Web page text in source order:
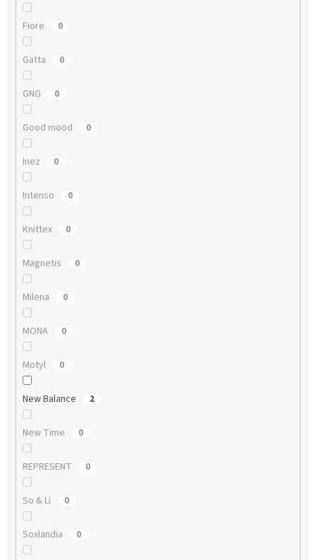
Fiore 0
Gatta 0
GNG 0
Good mood 0
Inez 0
Intenso 0
Knittex 0
Magnetis 0
Milena 0
MONA 0
Motyl 0
New Balance 2
New Time 0
REPRESENT 0
So & Li 0
Soxlandia 0